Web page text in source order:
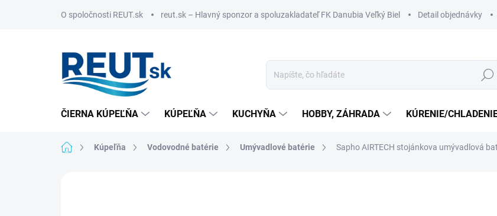
O spoločnosti REUT.sk reut.sk – Hlavný sponzor a spoluzakladateľ FK Danubia Veľký Biel Detail objednávky
Hľadať
ČIERNA KÚPEĽŇA KÚPEĽŇA KUCHYŇA HOBBY, ZÁHRADA KÚRENIE/
DomovKúpeľňa Vodovodné batérie Umývadlové batérie Sapho AIRTECH stojánkova umývadlová